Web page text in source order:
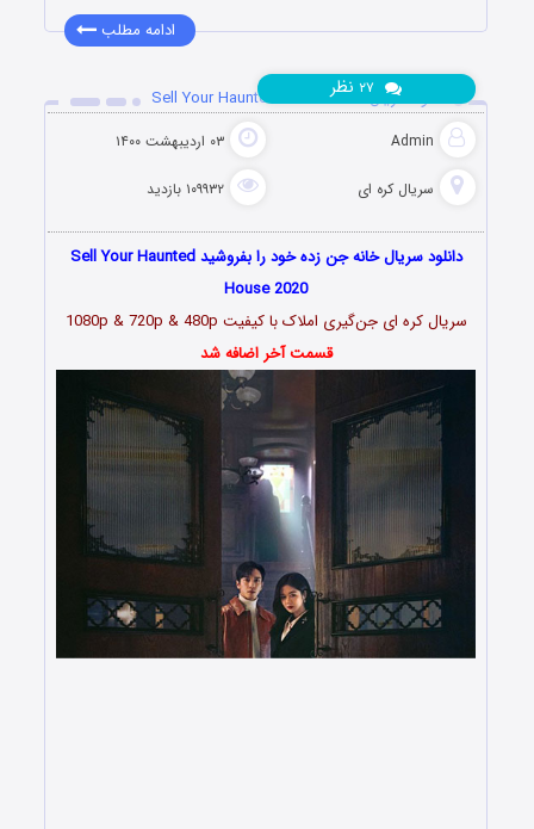
ادامه مطلب
دانلود سریال Sell Your Haunted House 2020
Admin ۰۳ اردیبهشت ۱۴۰۰
سریال کره ای ۱۰۹۹۳۲ بازدید
نظر
دانلود سریال خانه جن زده خود را بفروشید Sell Your Haunted
House 2020
سریال کره ای جن‌گیری املاک با کیفیت 1080p & 720p & 480p
قسمت آخر اضافه شد